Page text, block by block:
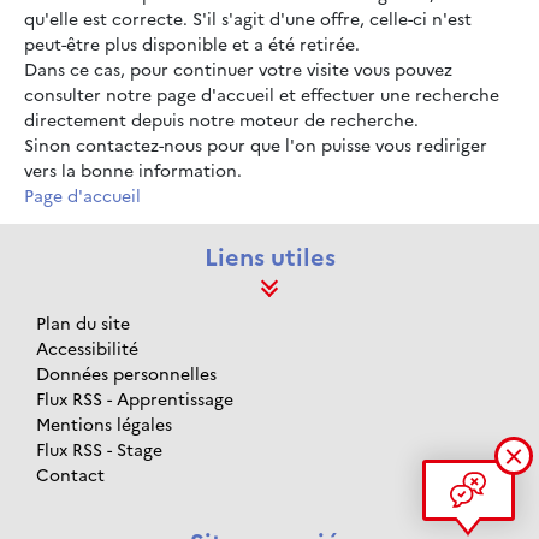
qu'elle est correcte. S'il s'agit d'une offre, celle-ci n'est
peut-être plus disponible et a été retirée.
Dans ce cas, pour continuer votre visite vous pouvez
consulter notre page d'accueil et effectuer une recherche
directement depuis notre moteur de recherche.
Sinon contactez-nous pour que l'on puisse vous rediriger
vers la bonne information.
Page d'accueil
Liens utiles
Plan du site
Accessibilité
Données personnelles
Flux RSS - Apprentissage
Mentions légales
Flux RSS - Stage
Contact